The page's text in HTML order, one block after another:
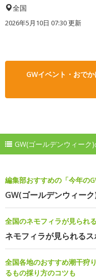
全国
2026年5月10日 07:30 更新
GWイベント・おで
GW(ゴールデンウィーク
編集部おすすめの「今年の
GW(ゴールデンウィー
全国のネモフィラが見られ
ネモフィラが見られるス
全国各地のおすすめ潮干狩
るもの採り方のコツも